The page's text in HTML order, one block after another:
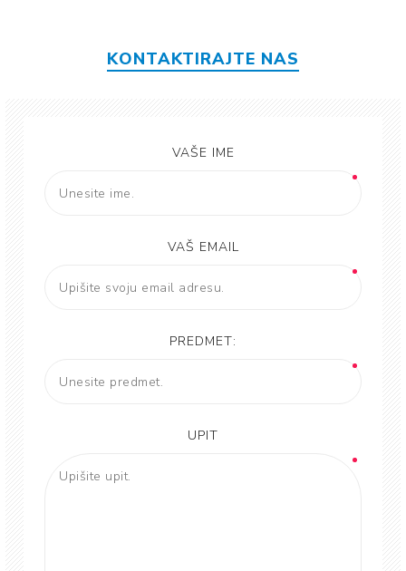
KONTAKTIRAJTE NAS
VAŠE IME
VAŠ EMAIL
PREDMET:
UPIT